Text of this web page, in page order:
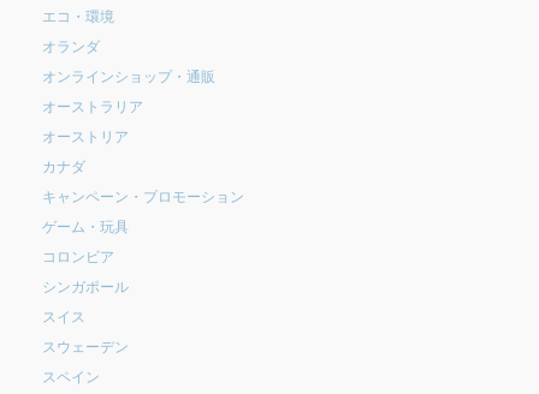
エコ・環境
オランダ
オンラインショップ・通販
オーストラリア
オーストリア
カナダ
キャンペーン・プロモーション
ゲーム・玩具
コロンビア
シンガポール
スイス
スウェーデン
スペイン